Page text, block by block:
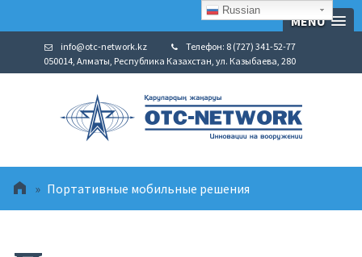
MENU
info@otc-network.kz
Телефон: 8 (727) 341-52-77
050014, Алматы, Республика Казахстан, ул. Казыбаева, 280
» Портативные мобильные решения
Russian